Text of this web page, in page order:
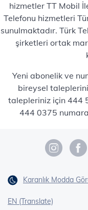
hizmetler TT Mobil
Telefonu hizmetleri
sunulmaktadır. Türk
şirketleri ortak
Yeni abonelik ve
bireysel
talepleriniz için 444
444 0375
Karanlık Modda
EN (Translate)